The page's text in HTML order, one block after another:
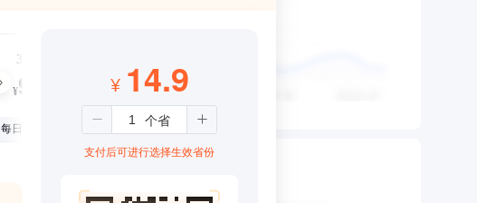
3个月
¥99
每日仅1.08元
¥ 14.9
支付后可进行选择生效省份